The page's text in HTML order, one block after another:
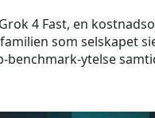
4 Fast, en
som selskapet
benchmark-ytelse